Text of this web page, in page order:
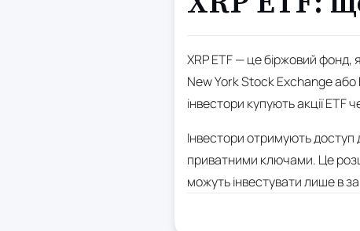
XRP ETF — це біржовий фонд,
New York Stock Exchange або
інвестори купують акції
Інвестори отримують доступ
приватними ключами. Це
можуть інвестувати лише в